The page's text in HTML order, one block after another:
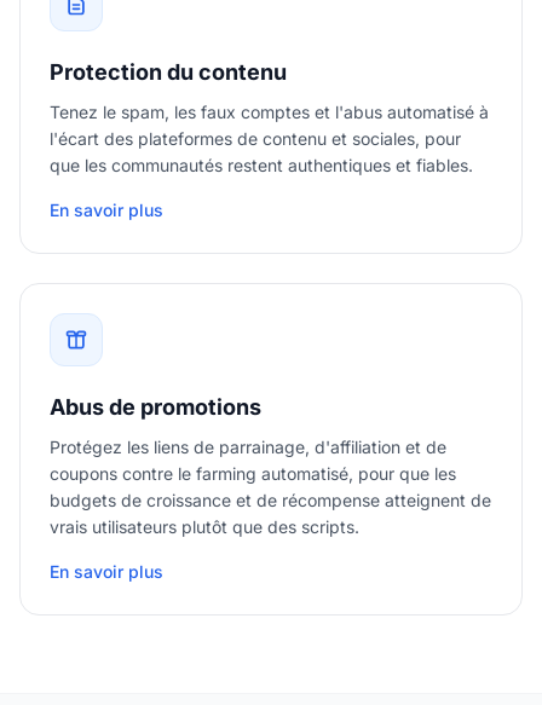
Protection du contenu
Tenez le spam, les faux comptes et l'abus automatisé à
l'écart des plateformes de contenu et sociales, pour
que les communautés restent authentiques et fiables.
En savoir plus
Abus de promotions
Protégez les liens de parrainage, d'affiliation et de
coupons contre le farming automatisé, pour que les
budgets de croissance et de récompense atteignent de
vrais utilisateurs plutôt que des scripts.
En savoir plus